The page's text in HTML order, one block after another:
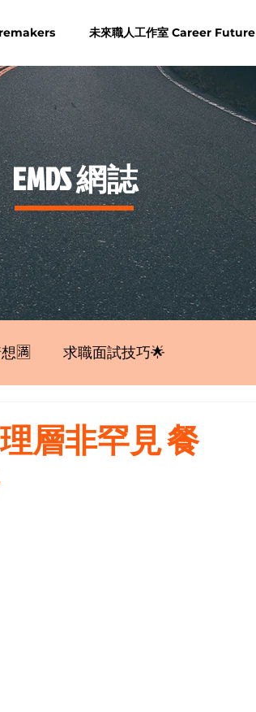
未來職人工作室 Career Future
​EMDS 網誌
🈵 求職面試技巧🌟
層非罕見 餐